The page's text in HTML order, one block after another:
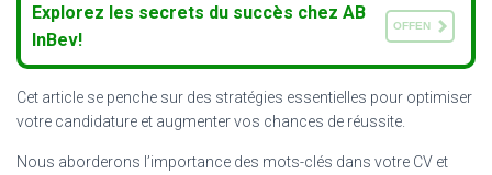
Explorez les secrets du succès chez AB
InBev!
OFFEN
Cet article se penche sur des stratégies essentielles pour optimiser
votre candidature et augmenter vos chances de réussite.
Nous aborderons l’importance des mots-clés dans votre CV et